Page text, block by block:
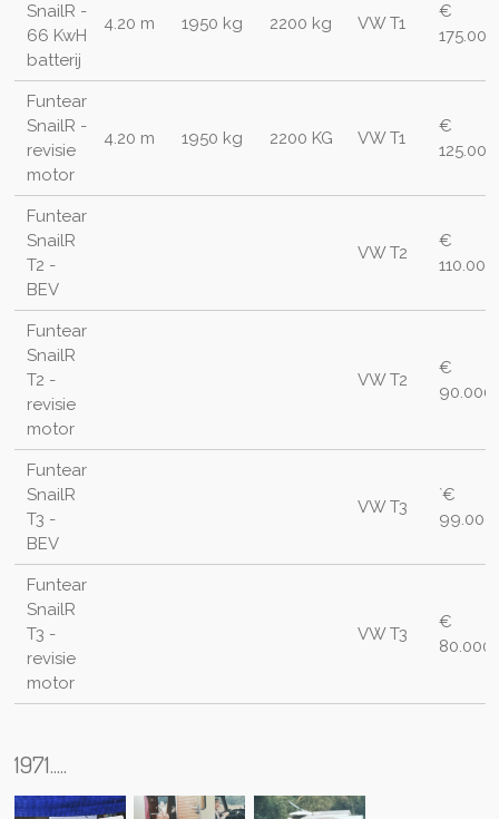
SnailR -
66 KwH
batterij
4.20 m 1950 kg 2200 kg VW T1
€
175.000
Funtear
SnailR -
revisie
motor
4.20 m 1950 kg 2200 KG VW T1
€
125.000
Funtear
SnailR
T2 -
BEV
VW T2
€
110.000
Funtear
SnailR
T2 -
revisie
motor
VW T2
€
90.000
Funtear
SnailR
T3 -
BEV
VW T3
`€
99.000
Funtear
SnailR
T3 -
revisie
motor
VW T3
€
80.000
1971.....